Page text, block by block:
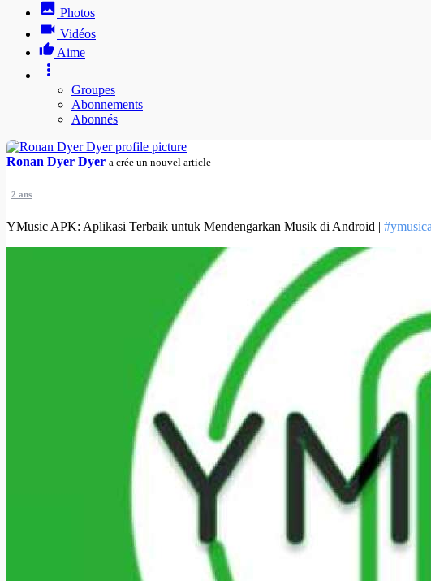
Photos
Vidéos
Aime
Groupes
Abonnements
Abonnés
Ronan Dyer Dyer a crée un nouvel article
2 ans
YMusic APK: Aplikasi Terbaik untuk Mendengarkan Musik di Android |